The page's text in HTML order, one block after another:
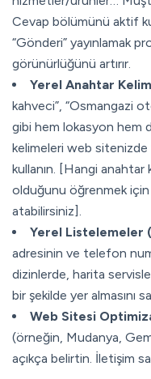
Cevap bölümünü aktif
“Gönderi” yayınlamak
görünürlüğünü artırır.
Yerel Anahtar
kahveci”, “Osmangazi
gibi hem lokasyon hem
kelimeleri web
kullanın. [Hangi
olduğunu öğrenmek için
atabilirsiniz].
Yerel Listelemeler
adresinin ve telefon
dizinlerde, harita
bir şekilde yer almasını
Web Sitesi
(örneğin, Mudanya,
açıkça belirtin. İletişim